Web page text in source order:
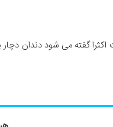
اکثرا گفته می شود دندان